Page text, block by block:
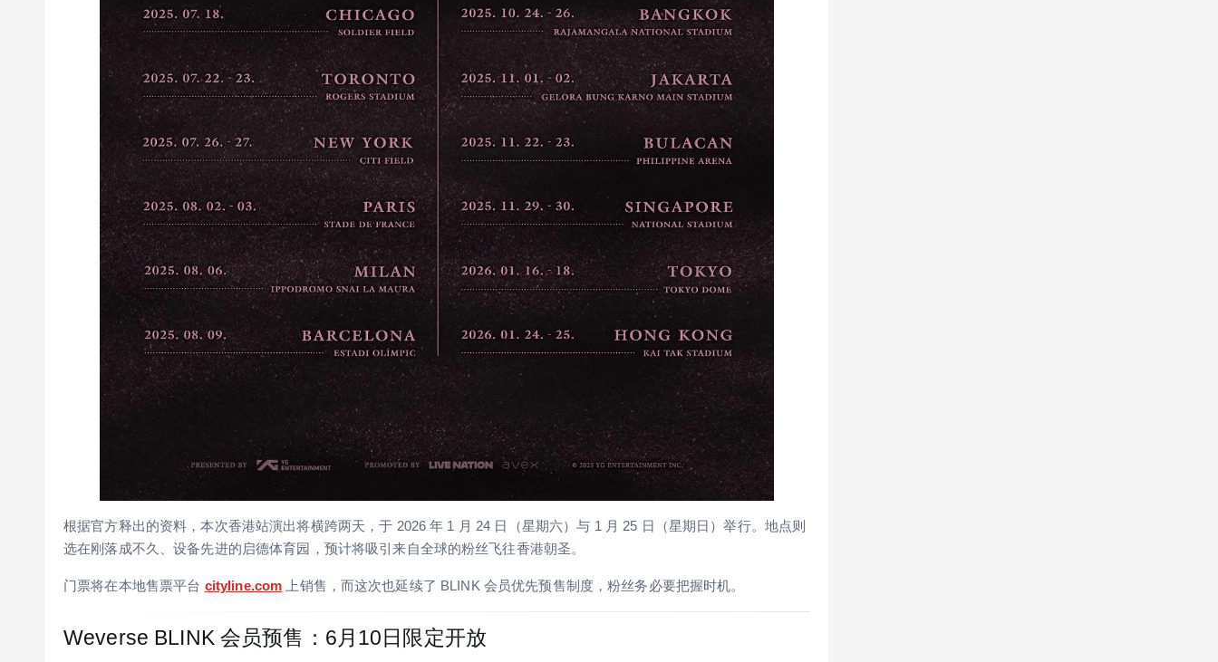
根据官方释出的资料，本次香港站演出将横跨两天，于 2026 年 1 月 24 日（星期六）与 1 月 25 日（星期日）举行。地点则
选在刚落成不久、设备先进的启德体育园，预计将吸引来自全球的粉丝飞往香港朝圣。
门票将在本地售票平台 cityline.com 上销售，而这次也延续了 BLINK 会员优先预售制度，粉丝务必要把握时机。
Weverse BLINK 会员预售：6月10日限定开放